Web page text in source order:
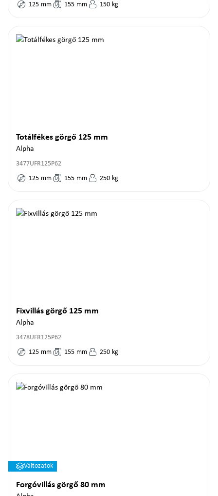
125 mm 155 mm 150 kg
Totálfékes görgő 125 mm
Alpha
3477UFR125P62
125 mm 155 mm 250 kg
Fixvillás görgő 125 mm
Alpha
3478UFR125P62
125 mm 155 mm 250 kg
Változatok
Forgóvillás görgő 80 mm